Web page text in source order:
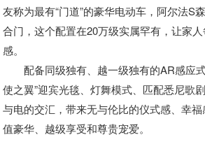
友称为最有“门道”的豪华电动车，阿尔法S
合门，这个配置在20万级实属罕有，让家
感。
配备同级独有、越一级独有的AR感应
使之翼”迎宾光毯、灯舞模式、匹配悉尼歌
与电的交汇，带来无与伦比的仪式感、幸
值豪华、越级享受和尊贵宠爱。